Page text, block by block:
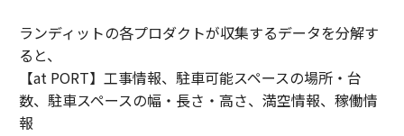
ランディットの各プロダクトが収集するデータを分解す
ると、
【at PORT】工事情報、駐車可能スペースの場所・台
数、駐車スペースの幅・長さ・高さ、満空情報、稼働情
報